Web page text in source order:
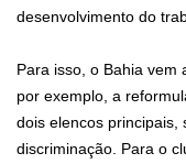
desenvolvimento do
Para isso, o Bahia vem
por exemplo, a
dois elencos principais,
discriminação. Para o